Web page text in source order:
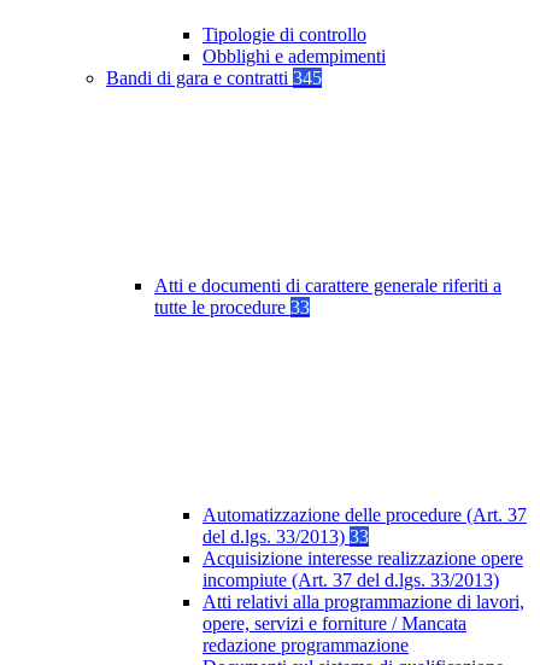
Tipologie di controllo
Obblighi e adempimenti
Bandi di gara e contratti 345
Atti e documenti di carattere generale riferiti a
tutte le procedure 33
Automatizzazione delle procedure (Art. 37
del d.lgs. 33/2013) 33
Acquisizione interesse realizzazione opere
incompiute (Art. 37 del d.lgs. 33/2013)
Atti relativi alla programmazione di lavori,
opere, servizi e forniture / Mancata
redazione programmazione